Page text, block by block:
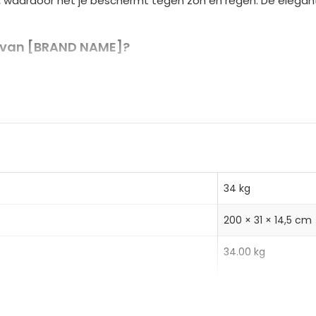
a
[BRAND NAME]?
34 kg
200 × 31 × 14,5 cm
34.00 kg